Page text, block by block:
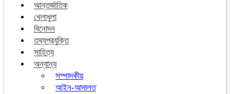
আন্তর্জাতিক
খেলাধুলা
বিনোদন
তথ্যপ্রযুক্তি
সাহিত্য
অন্যান্য
সম্পাদকীয়
আইন-আদালত